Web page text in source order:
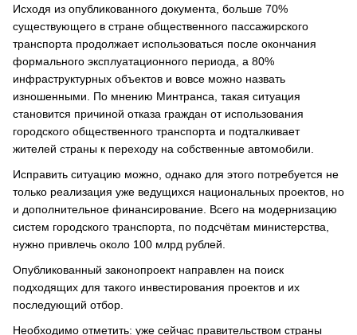
Исходя из опубликованного документа, больше 70%
существующего в стране общественного пассажирского
транспорта продолжает использоваться после окончания
формального эксплуатационного периода, а 80%
инфраструктурных объектов и вовсе можно назвать
изношенными. По мнению Минтранса, такая ситуация
становится причиной отказа граждан от использования
городского общественного транспорта и подталкивает
жителей страны к переходу на собственные автомобили.
Исправить ситуацию можно, однако для этого потребуется не
только реализация уже ведущихся национальных проектов, но
и дополнительное финансирование. Всего на модернизацию
систем городского транспорта, по подсчётам министерства,
нужно привлечь около 100 млрд рублей.
Опубликованный законопроект направлен на поиск
подходящих для такого инвестирования проектов и их
последующий отбор.
Необходимо отметить: уже сейчас правительством страны